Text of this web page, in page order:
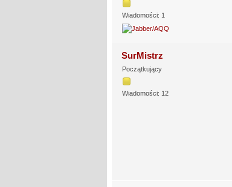
Wiadomości: 1
SurMistrz
Początkujący
Wiadomości: 12